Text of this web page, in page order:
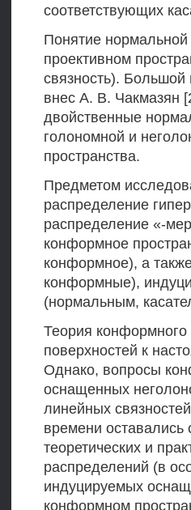
соответствующих
Понятие нормальной
проективном
связность). Большой
внес А. В. Чакмазян
двойственные
голономной и
пространства.
Предметом
распределение
распределение «-
конформное
конформное), а
конформные),
(нормальным,
Теория конформного
поверхностей к
Однако, вопросы
оснащенных
линейных
времени оставались
теоретических и
распределений (в
индуцируемых
конформном